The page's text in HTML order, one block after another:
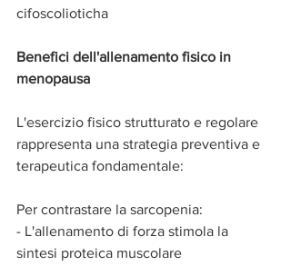
cifoscolioticha
Benefici dell'allenamento fisico in
menopausa
L'esercizio fisico strutturato e regolare
rappresenta una strategia preventiva e
terapeutica fondamentale:
Per contrastare la sarcopenia:
- L'allenamento di forza stimola la
sintesi proteica muscolare